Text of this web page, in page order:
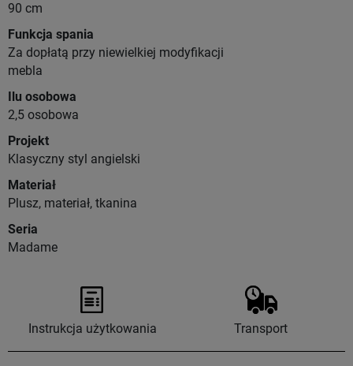
90 cm
Funkcja spania
Za dopłatą przy niewielkiej modyfikacji
mebla
Ilu osobowa
2,5 osobowa
Projekt
Klasyczny styl angielski
Materiał
Plusz, materiał, tkanina
Seria
Madame
Instrukcja użytkowania Transport